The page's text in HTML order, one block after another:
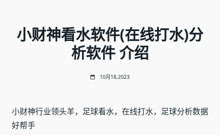
小财神看水软件(在线打水)分
析软件 介绍
10月18,2023
小财神行业领头羊，足球看水，在线打水，足球分析数据
好帮手